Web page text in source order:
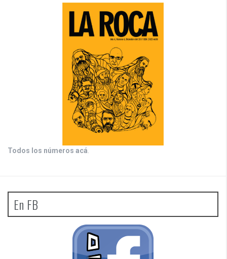
Todos los números acá.
En FB